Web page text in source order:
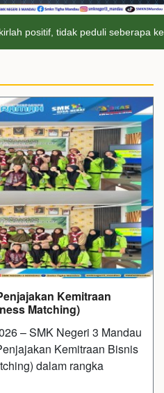
peduli seberapa keras
Kemitraan
Matching)
– SMK Negeri 3 Mandau
Kemitraan Bisnis
dalam rangka